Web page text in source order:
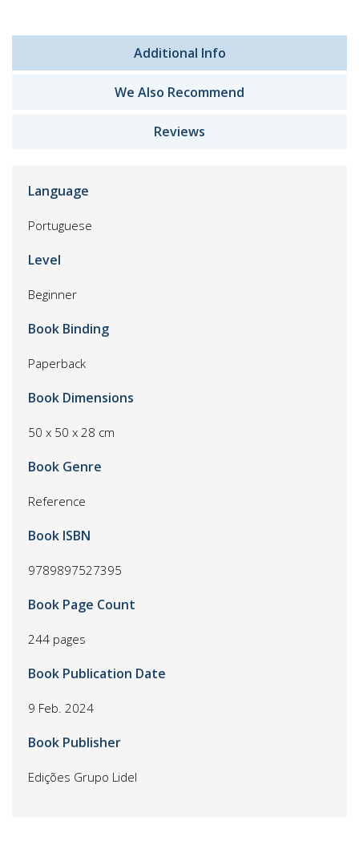
Additional Info
We Also Recommend
Reviews
Language
Portuguese
Level
Beginner
Book Binding
Paperback
Book Dimensions
50 x 50 x 28 cm
Book Genre
Reference
Book ISBN
9789897527395
Book Page Count
244 pages
Book Publication Date
9 Feb. 2024
Book Publisher
Edições Grupo Lidel